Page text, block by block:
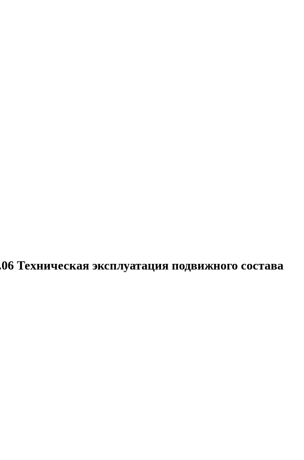
Техническая эксплуатация подвижного состава